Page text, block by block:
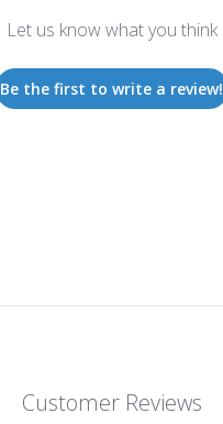
Let us know what you think
Be the first to write a review!
Customer Reviews